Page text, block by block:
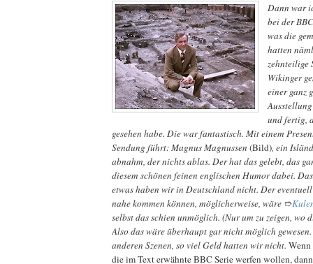
Dann war
bei der
was die
hatten
zehnteilige
Wikinger
einer ganz
und fertig,
gesehen habe. Die war fantastisch. Mit einem
Sendung führt: Magnus Magnussen (Bild), ein
abnahm, der nichts ablas. Der hat das gelebt, das
diesem schönen feinen englischen Humor dabei.
etwas haben wir in Deutschland nicht. Der
nahe kommen können, möglicherweise, wäre ➱
selbst das schien unmöglich. (Nur um zu zeigen, wo
Also das wäre überhaupt gar nicht möglich
anderen Szenen, so viel Geld hatten wir nicht.
die im Text erwähnte BBC Serie werfen wollen,